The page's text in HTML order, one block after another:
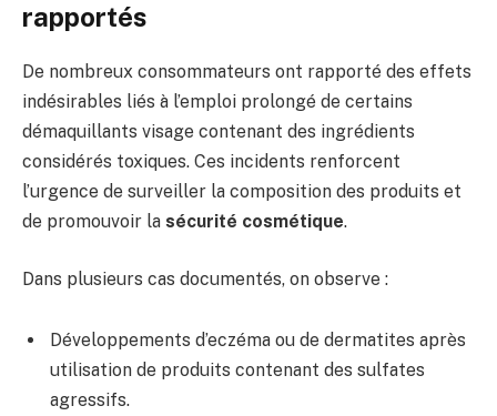
rapportés
De nombreux consommateurs ont rapporté des effets
indésirables liés à l’emploi prolongé de certains
démaquillants visage contenant des ingrédients
considérés toxiques. Ces incidents renforcent
l’urgence de surveiller la composition des produits et
de promouvoir la sécurité cosmétique.
Dans plusieurs cas documentés, on observe :
Développements d’eczéma ou de dermatites après
utilisation de produits contenant des sulfates
agressifs.